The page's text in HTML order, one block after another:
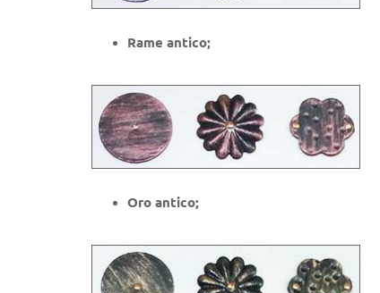
Rame antico;
Oro antico;